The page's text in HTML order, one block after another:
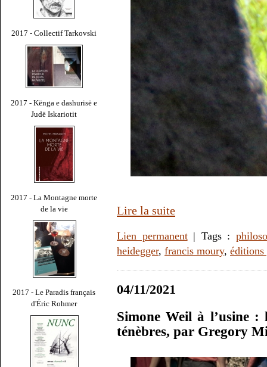
2017 - Collectif Tarkovski
2017 - Kënga e dashurisë e
Judë Iskariotit
2017 - La Montagne morte
de la vie
2017 - Le Paradis français
d'Éric Rohmer
Lire la suite
Lien permanent| Tags :
heidegger, francis moury,
04/11/2021
Simone Weil à l’usine :
ténèbres, par Gregory